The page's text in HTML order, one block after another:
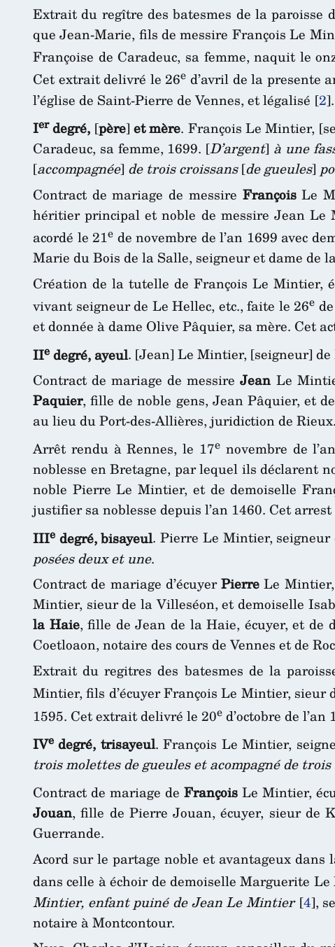
Extrait du regître des batesmes de la paroisse
que Jean-Marie, fils de messire François Le
Françoise de Caradeuc, sa femme, naquit le
Cet extrait delivré le 26e d’avril de la presente
l’église de Saint-Pierre de Vennes, et légalisé [2].
Ierdegré, [père]et mère. François Le Mintier,
Caradeuc, sa femme, 1699. [D’argent] à une
[accompagnée] de trois croissans[de gueules]
Contract de mariage de messire FrançoisLe
héritier principal et noble de messire Jean Le
acordé le 21e de novembre de l’an 1699 avec
Marie du Bois de la Salle, seigneur et dame de
Création de la tutelle de François Le Mintier,
vivant seigneur de Le Hellec, etc., faite le 26e
et donnée à dame Olive Pâquier, sa mère. Cet
IIe degré, ayeul. [Jean] Le Mintier, [seigneur]
Contract de mariage de messireJean Le
Paquier, fille de noble gens, Jean Pâquier, et
au lieu du Port-des-Allières, juridiction de Rieux.
Arrêt rendu à Rennes, le 17enovembre de
noblesse en Bretagne, par lequel ils déclarent
noble Pierre Le Mintier, et de demoiselle
justifier sa noblesse depuis l’an 1460. Cet
IIIe degré, bisayeul. Pierre Le Mintier,
posées deux et une.
Contract de mariage d’écuyerPierre Le
Mintier, sieur de la Villeséon, et demoiselle
la Haie, fille de Jean de la Haie, écuyer, et de
Coetloaon, notaire des cours de Vennes et de
Extrait du regitres des batesmes de la
Mintier, fils d’écuyer François Le Mintier, sieur
1595. Cet extrait delivré le 20e d’octobre de
IVe degré, trisayeul. François Le Mintier,
trois molettes de gueules et acompagné de
Contract de mariage deFrançois Le Mintier,
Jouan, fille de Pierre Jouan, écuyer, sieur de
Guerrande.
Acord sur le partage noble et avantageux
dans celle à échoir de demoiselle Marguerite
Mintier, enfant puiné de Jean Le Mintier[4],
notaire à Montcontour.